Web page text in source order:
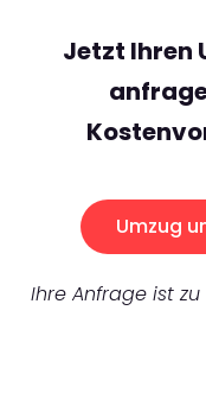
Jetzt Ihren
Umzug
Ihre Anfrage ist zu